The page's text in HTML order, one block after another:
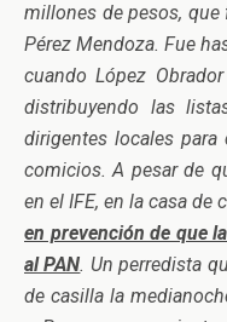
millones de pesos,
Pérez Mendoza. Fue
cuando López
distribuyendo las
dirigentes locales
comicios. A pesar de
en el IFE, en la casa de
en prevención de que
al PAN. Un perredista
de casilla la